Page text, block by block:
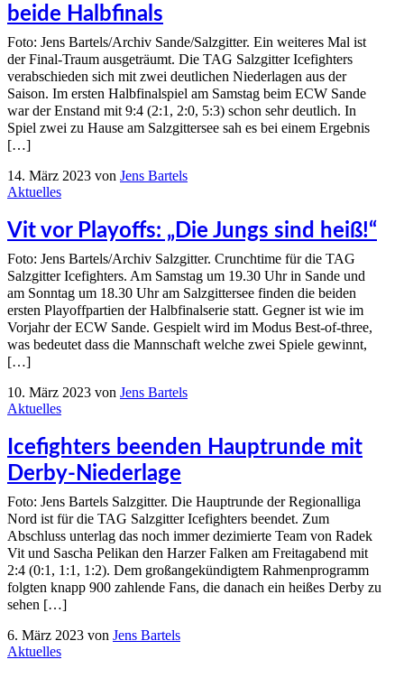
beide Halbfinals
Foto: Jens Bartels/Archiv Sande/Salzgitter. Ein weiteres Mal ist
der Final-Traum ausgeträumt. Die TAG Salzgitter Icefighters
verabschieden sich mit zwei deutlichen Niederlagen aus der
Saison. Im ersten Halbfinalspiel am Samstag beim ECW Sande
war der Enstand mit 9:4 (2:1, 2:0, 5:3) schon sehr deutlich. In
Spiel zwei zu Hause am Salzgittersee sah es bei einem Ergebnis
[…]
14. März 2023 von Jens Bartels
Aktuelles
Vit vor Playoffs: „Die Jungs sind heiß!“
Foto: Jens Bartels/Archiv Salzgitter. Crunchtime für die TAG
Salzgitter Icefighters. Am Samstag um 19.30 Uhr in Sande und
am Sonntag um 18.30 Uhr am Salzgittersee finden die beiden
ersten Playoffpartien der Halbfinalserie statt. Gegner ist wie im
Vorjahr der ECW Sande. Gespielt wird im Modus Best-of-three,
was bedeutet dass die Mannschaft welche zwei Spiele gewinnt,
[…]
10. März 2023 von Jens Bartels
Aktuelles
Icefighters beenden Hauptrunde mit
Derby-Niederlage
Foto: Jens Bartels Salzgitter. Die Hauptrunde der Regionalliga
Nord ist für die TAG Salzgitter Icefighters beendet. Zum
Abschluss unterlag das noch immer dezimierte Team von Radek
Vit und Sascha Pelikan den Harzer Falken am Freitagabend mit
2:4 (0:1, 1:1, 1:2). Dem großangekündigtem Rahmenprogramm
folgten knapp 900 zahlende Fans, die danach ein heißes Derby zu
sehen […]
6. März 2023 von Jens Bartels
Aktuelles